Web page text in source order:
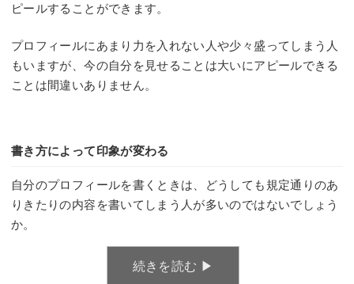
ピールすることができます。
プロフィールにあまり力を入れない人や少々盛ってしまう人
もいますが、今の自分を見せることは大いにアピールできる
ことは間違いありません。
書き方によって印象が変わる
自分のプロフィールを書くときは、どうしても規定通りのあ
りきたりの内容を書いてしまう人が多いのではないでしょう
か。
続きを読む ▶︎